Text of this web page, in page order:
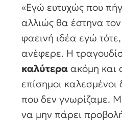
«Εγώ ευτυχώς που
αλλιώς θα έστηνα
φαεινή ιδέα εγώ
ανέφερε. Η
καλύτερα ακόμη και
επίσημοι
που δεν γνωρίζαμε.
να μην πάρει